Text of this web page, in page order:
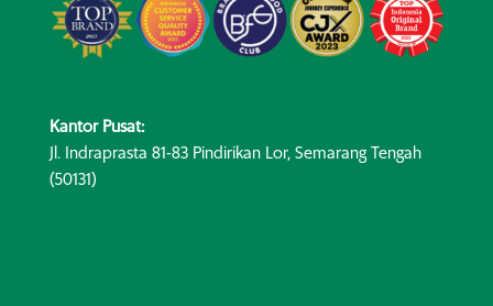
Kantor Pusat:
Jl. Indraprasta 81-83 Pindirikan Lor, Semarang Tengah
(50131)